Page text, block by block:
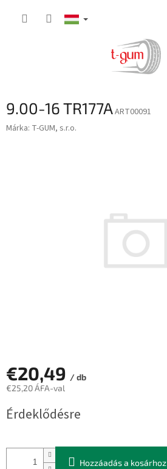
9.00-16 TR177AART00091
Márka: T-GUM, s.r.o.
€20,49 / db
€25,20 ÁFA-val
Egységár:
Érdeklődésre
Hozzáadás a kosárhoz